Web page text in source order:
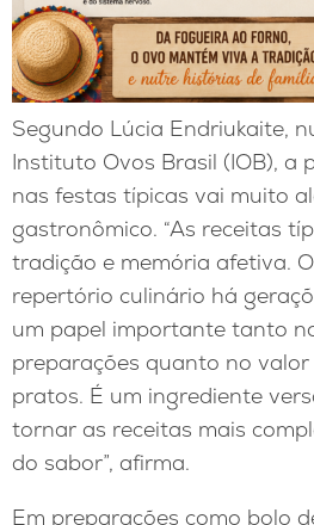
Segundo Lúcia Endriukaite,
Instituto Ovos Brasil (IOB), a
nas festas típicas vai muito
gastronômico. “As receitas
tradição e memória afetiva.
repertório culinário há
um papel importante tanto
preparações quanto no
pratos. É um ingrediente
tornar as receitas mais
do sabor”, afirma.
Em preparações como bolo